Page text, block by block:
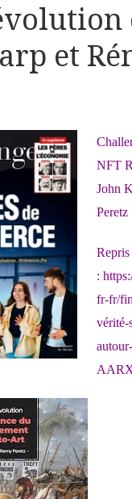
et
NFT
John
Peretz
:
fr-fr/
vérité-